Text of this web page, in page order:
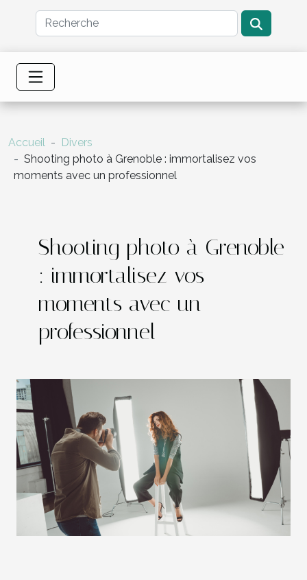
Accueil
Divers
Shooting photo à Grenoble : immortalisez vos
moments avec un professionnel
Shooting photo à Grenoble
: immortalisez vos
moments avec un
professionnel